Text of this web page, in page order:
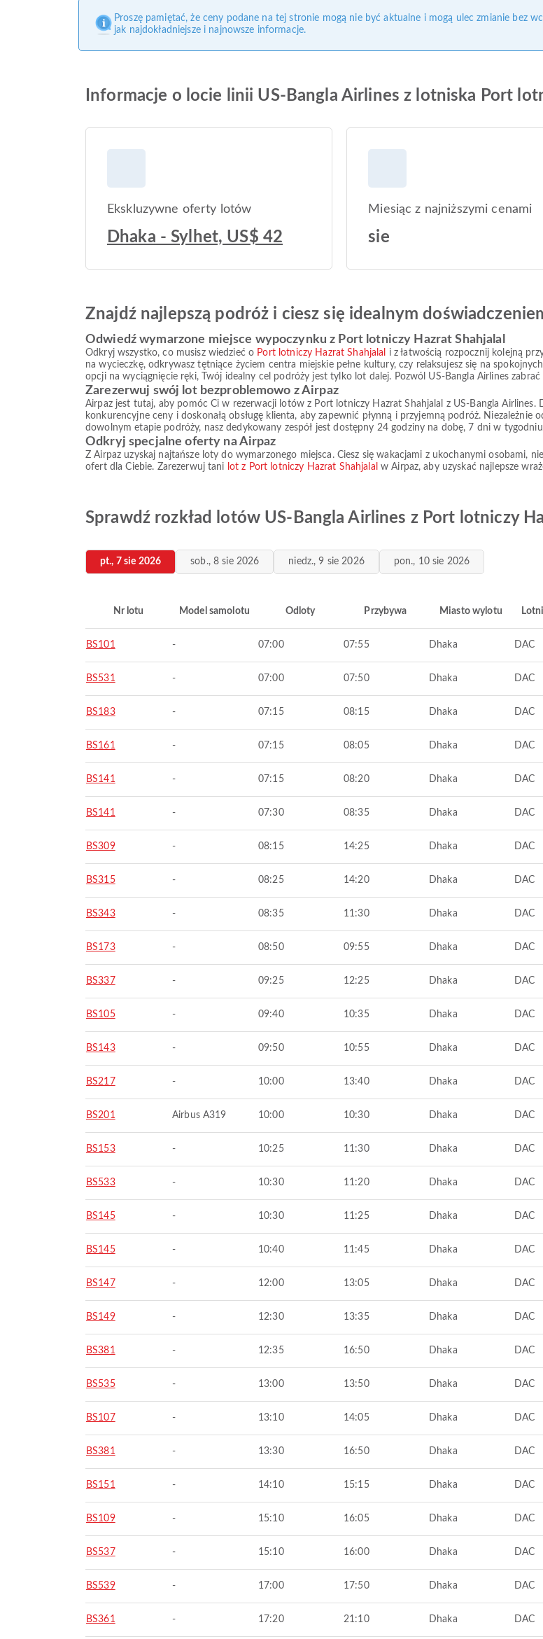
Proszę pamiętać, że ceny podane na tej stronie mogą nie być aktualne i mogą ulec zmianie bez
jak najdokładniejsze i najnowsze informacje.
Informacje o locie linii US-Bangla Airlines z lotniska Port
Ekskluzywne oferty lotów
Dhaka - Sylhet, US$ 42
Miesiąc z najniższymi cenami
sie
Znajdź najlepszą podróż i ciesz się idealnym
Odwiedź wymarzone miejsce wypoczynku z Port lotniczy Hazrat Shahjalal
Odkryj wszystko, co musisz wiedzieć o Port lotniczy Hazrat Shahjalal
i z łatwością rozpocznij kolejną
na wycieczkę, odkrywasz tętniące życiem centra miejskie pełne kultury, czy relaksujesz się na
opcji na wyciągnięcie ręki, Twój idealny cel podróży jest tylko lot dalej. Pozwól US-Bangla Airlines
Zarezerwuj swój lot bezproblemowo z Airpaz
Airpaz jest tutaj, aby pomóc Ci w rezerwacji lotów z Port lotniczy Hazrat Shahjalal z US-Bangla
konkurencyjne ceny i doskonałą obsługę klienta, aby zapewnić płynną i przyjemną podróż. Niezależnie
dowolnym etapie podróży, nasz dedykowany zespół jest dostępny 24 godziny na dobę, 7 dni w
Odkryj specjalne oferty na Airpaz
Z Airpaz uzyskaj najtańsze loty do wymarzonego miejsca. Ciesz się wakacjami z ukochanymi osobami,
ofert dla Ciebie. Zarezerwuj tani lot z Port lotniczy Hazrat Shahjalal w Airpaz, aby uzyskać najlepsze
Sprawdź rozkład lotów US-Bangla Airlines z Port lotniczy
pt., 7 sie 2026 sob., 8 sie 2026 niedz., 9 sie 2026 pon., 10 sie 2026
Nr lotu Model samolotu Odloty Przybywa Miasto wylotu
BS101 - 07:00 07:55 Dhaka DAC
BS531 - 07:00 07:50 Dhaka DAC
BS183 - 07:15 08:15 Dhaka DAC
BS161 - 07:15 08:05 Dhaka DAC
BS141 - 07:15 08:20 Dhaka DAC
BS141 - 07:30 08:35 Dhaka DAC
BS309 - 08:15 14:25 Dhaka DAC
BS315 - 08:25 14:20 Dhaka DAC
BS343 - 08:35 11:30 Dhaka DAC
BS173 - 08:50 09:55 Dhaka DAC
BS337 - 09:25 12:25 Dhaka DAC
BS105 - 09:40 10:35 Dhaka DAC
BS143 - 09:50 10:55 Dhaka DAC
BS217 - 10:00 13:40 Dhaka DAC
BS201 Airbus A319 10:00 10:30 Dhaka DAC
BS153 - 10:25 11:30 Dhaka DAC
BS533 - 10:30 11:20 Dhaka DAC
BS145 - 10:30 11:25 Dhaka DAC
BS145 - 10:40 11:45 Dhaka DAC
BS147 - 12:00 13:05 Dhaka DAC
BS149 - 12:30 13:35 Dhaka DAC
BS381 - 12:35 16:50 Dhaka DAC
BS535 - 13:00 13:50 Dhaka DAC
BS107 - 13:10 14:05 Dhaka DAC
BS381 - 13:30 16:50 Dhaka DAC
BS151 - 14:10 15:15 Dhaka DAC
BS109 - 15:10 16:05 Dhaka DAC
BS537 - 15:10 16:00 Dhaka DAC
BS539 - 17:00 17:50 Dhaka DAC
BS361 - 17:20 21:10 Dhaka DAC